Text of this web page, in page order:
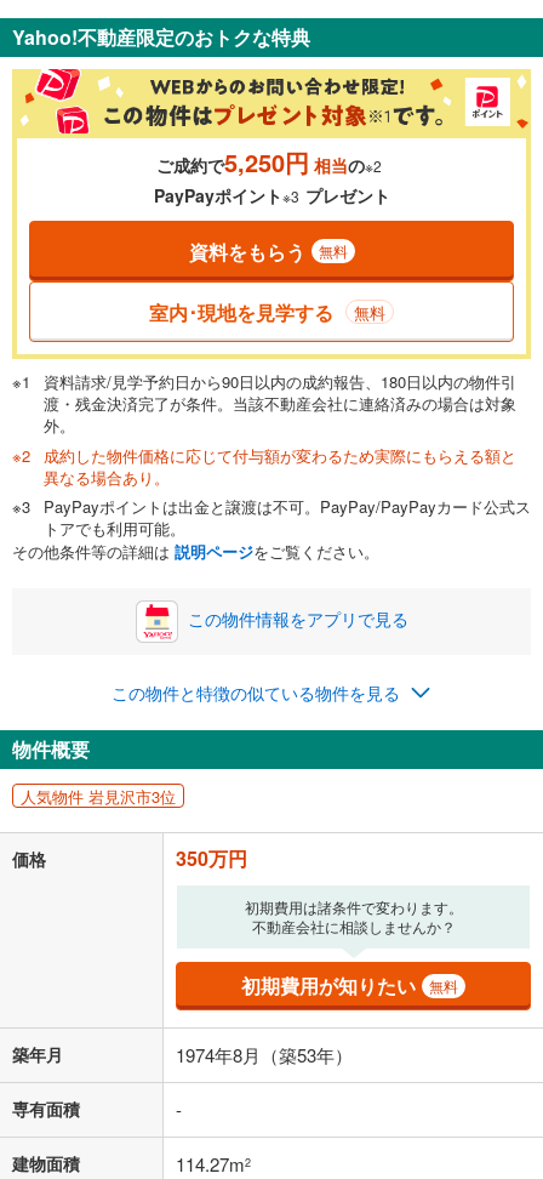
Yahoo!不動産限定のおトクな特典
ご成約で5,250円 相当の※2
PayPayポイント※3 プレゼント
資料をもらう 無料
室内･現地を見学する 無料
資料請求/見学予約日から90日以内の成約報告、180日以内の物件引
渡・残金決済完了が条件。当該不動産会社に連絡済みの場合は対象
外。
成約した物件価格に応じて付与額が変わるため実際にもらえる額と
異なる場合あり。
PayPayポイントは出金と譲渡は不可。PayPay/PayPayカード公式ス
トアでも利用可能。
その他条件等の詳細は 説明ページをご覧ください。
この物件情報をアプリで見る
この物件と特徴の似ている物件を見る
物件概要
人気物件 岩見沢市3位
価格 350万円
初期費用は諸条件で変わります。
不動産会社に相談しませんか？
初期費用が知りたい 無料
築年月 1974年8月（築53年）
専有面積 -
建物面積 114.27m2